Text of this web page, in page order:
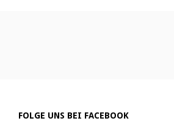
FOLGE UNS BEI FACEBOOK